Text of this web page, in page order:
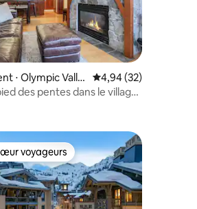
de 354 commentaires : 4,92 sur 5
⋅ Olympic Valle
Évaluation moyenne
4,94 (32)
des pentes dans le village
voyageurs
voyageurs